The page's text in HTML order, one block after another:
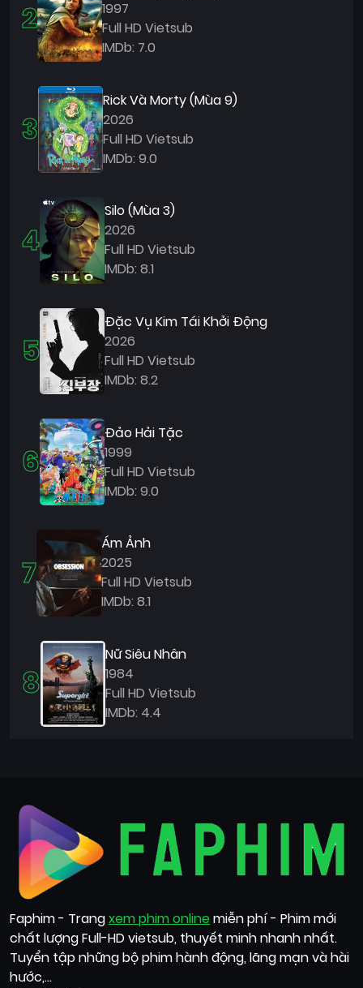
2
1997
Full HD Vietsub
IMDb: 7.0
3
Rick Và Morty (Mùa 9)
2026
Full HD Vietsub
IMDb: 9.0
4
Silo (Mùa 3)
2026
Full HD Vietsub
IMDb: 8.1
5
Đặc Vụ Kim Tái Khởi Động
2026
Full HD Vietsub
IMDb: 8.2
6
Đảo Hải Tặc
1999
Full HD Vietsub
IMDb: 9.0
7
Ám Ảnh
2025
Full HD Vietsub
IMDb: 8.1
8
Nữ Siêu Nhân
1984
Full HD Vietsub
IMDb: 4.4
Faphim - Trangxem phim online miễn phí - Phim mới
chất lượng Full-HD vietsub, thuyết minh nhanh nhất.
Tuyển tập những bộ phim hành động, lãng mạn và hài
hước,...